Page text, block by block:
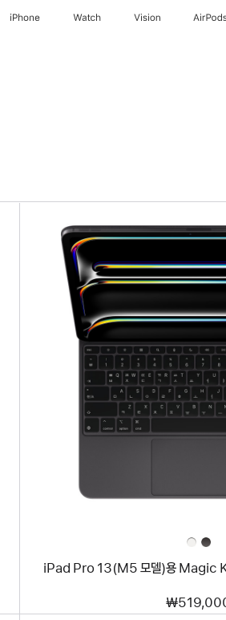
iPhone Watch Vision
이전
이미지
-
iPad
Pro
13(M5
모델)
한국어
iPad Pro 13(M5 모델)용 Magic